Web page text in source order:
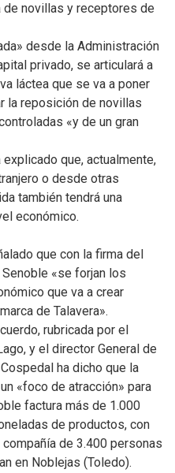
de novillas y receptores de
desde la Administración
privado, se articulará a
láctea que se va a poner
la reposición de novillas
«y de un gran
que, actualmente,
o desde otras
también tendrá una
económico.
que con la firma del
«se forjan los
que va a crear
de Talavera».
rubricada por el
y el director General de
ha dicho que la
«foco de atracción» para
factura más de 1.000
de productos, con
de 3.400 personas
en Noblejas (Toledo).